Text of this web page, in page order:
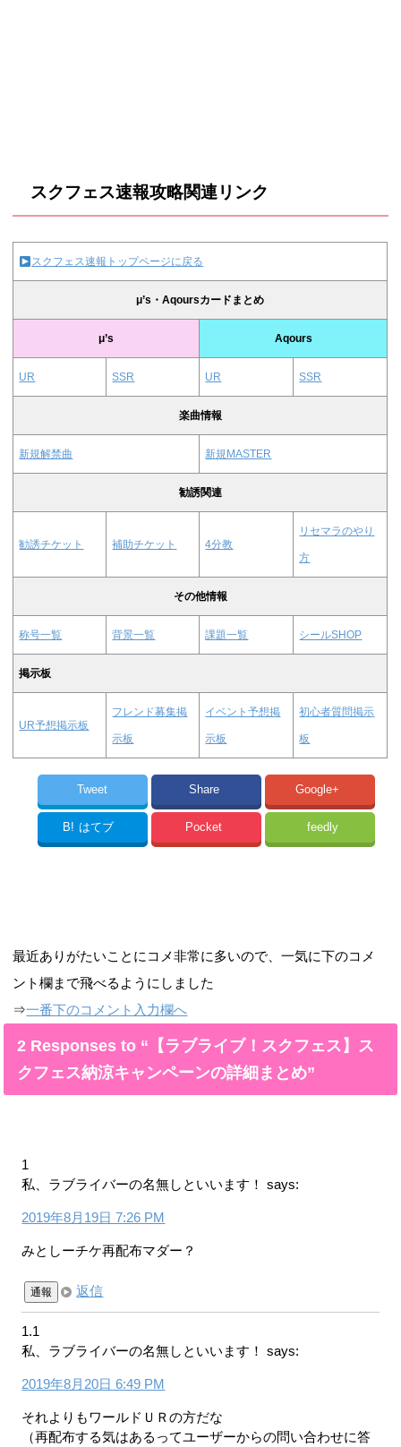
スクフェス速報攻略関連リンク
スクフェス速報トップページに戻る
μ’s・Aqoursカードまとめ
μ’s Aqours
UR SSR UR SSR
楽曲情報
新規解禁曲 新規MASTER
勧誘関連
勧誘チケット 補助チケット 4分教
リセマラのやり
方
その他情報
称号一覧 背景一覧 課題一覧 シールSHOP
掲示板
UR予想掲示板
フレンド募集掲
示板
イベント予想掲
示板
初心者質問掲示
板
Tweet Share Google+
B! はてブ Pocket feedly
最近ありがたいことにコメ非常に多いので、一気に下のコメ
ント欄まで飛べるようにしました
⇒一番下のコメント入力欄へ
2 Responses to “【ラブライブ！スクフェス】ス
クフェス納涼キャンペーンの詳細まとめ”
1
私、ラブライバーの名無しといいます！
says:
2019年8月19日 7:26 PM
みとしーチケ再配布マダー？
通報 返信
1.1
私、ラブライバーの名無しといいます！
says:
2019年8月20日 6:49 PM
それよりもワールドＵＲの方だな
（再配布する気はあるってユーザーからの問い合わせに答